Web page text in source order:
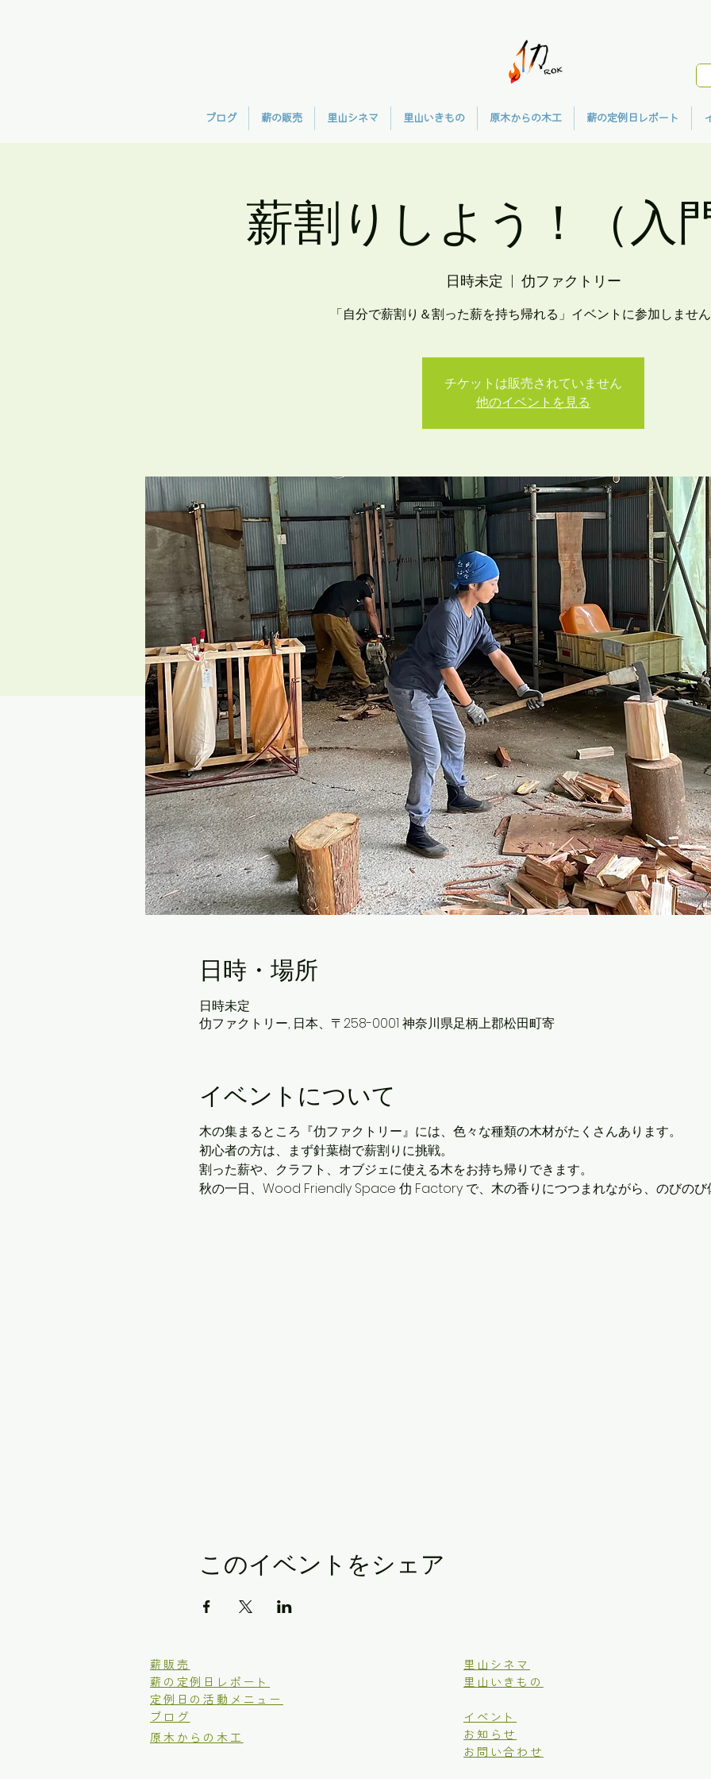
ブログ 薪の販売 里山シネマ 里山いきもの 原木からの木工 薪の定例日レポート
薪割りしよう！（入
日時未定
  |
仂ファクトリー
チケットは販売されていません
他のイベントを見る
日時・場所
日時未定
仂ファクトリー, 日本、〒258-0001 神奈川県足柄上郡松田町寄
イベントについて
木の集まるところ『仂ファクトリー』には、色々な種類の木材がたくさんあります。
初心者の方は、まず針葉樹で薪割りに挑戦。
割った薪や、クラフト、オブジェに使える木をお持ち帰りできます。
秋の一日、Wood Friendly Space 仂 Factory で、木の香りにつつまれながら、のびのび
このイベントをシェア
​薪販売
薪の定例日レポート
定例日の活動メニュー
ブログ
里山シネマ
里山いきもの
イベント
お知らせ
お問い合わせ
原木からの木工